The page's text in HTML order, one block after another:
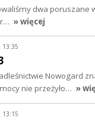
dwa poruszane
» więcej
13:35
Nowogard
nie przeżyło… »
13:15